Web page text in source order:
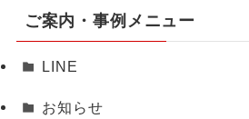
ご案内・事例メニュー
LINE
お知らせ